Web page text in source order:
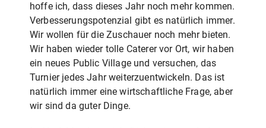
hoffe ich, dass dieses Jahr noch mehr kommen.
Verbesserungspotenzial gibt es natürlich immer.
Wir wollen für die Zuschauer noch mehr bieten.
Wir haben wieder tolle Caterer vor Ort, wir haben
ein neues Public Village und versuchen, das
Turnier jedes Jahr weiterzuentwickeln. Das ist
natürlich immer eine wirtschaftliche Frage, aber
wir sind da guter Dinge.